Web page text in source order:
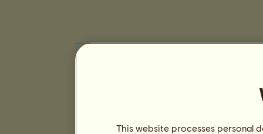
This website processes personal